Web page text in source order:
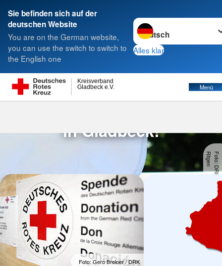
Sie befinden sich auf der
deutschen Website
You are on the German website,
you can use the switch to switch to
the English one
Sprache wechseln zu
Alles klar
Gladbeck e.V.
Kreisverband
Menü
Suche
F
o
t
o
:
D
R
K
-
G
la
d
b
e
c
k
/
F
a
b
ia
n
R
it
g
e
n
in Gladbeck!
Foto: Gero Breloer / DRK